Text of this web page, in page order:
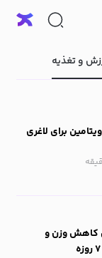
و تغذیه
برای لاغری
کاهش وزن و